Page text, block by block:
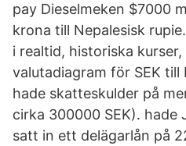
pay Dieselmeken $7000
krona till Nepalesisk
i realtid, historiska
valutadiagram för SEK till
hade skatteskulder på
cirka 300000 SEK). hade
satt in ett delägarlån på